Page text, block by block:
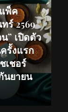
พ็ค
ร์ 2569
” เปิดตัว
รั้งแรก
เชอร์
นยายน